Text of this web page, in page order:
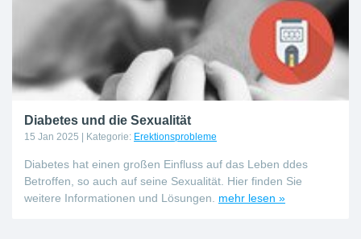
Diabetes und die Sexualität
15 Jan 2025 | Kategorie: Erektionsprobleme
Diabetes hat einen großen Einfluss auf das Leben ddes
Betroffen, so auch auf seine Sexualität. Hier finden Sie
weitere Informationen und Lösungen. mehr lesen »